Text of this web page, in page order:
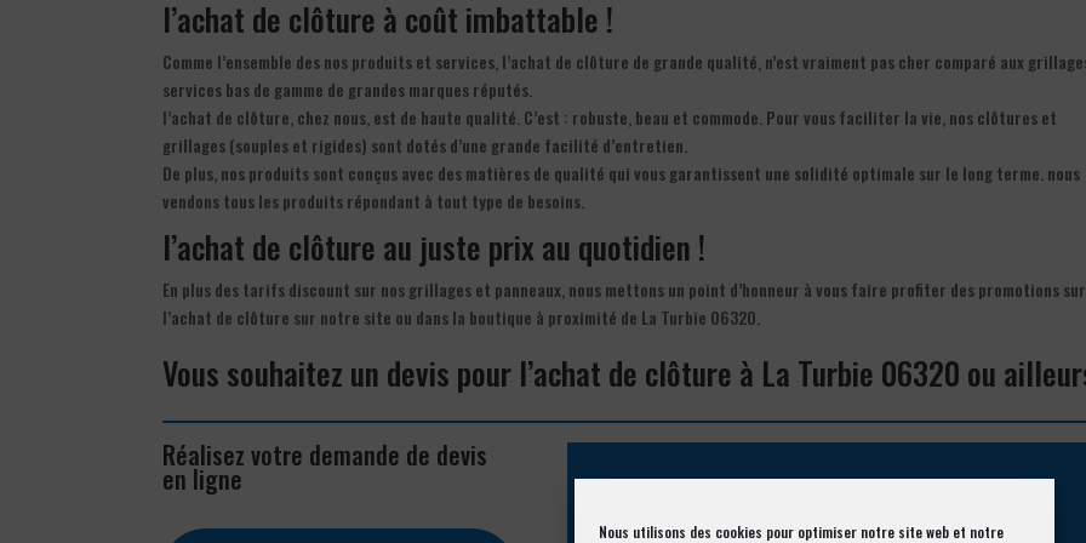
Nous utilisons des cookies pour optimiser notre site web et notre
l’achat de clôture à coût imbattable !
Comme l’ensemble des nos produits et services, l’achat de clôture de grande qualité, n’est vraiment pas cher comparé aux
services bas de gamme de grandes marques réputés.
l’achat de clôture, chez nous, est de haute qualité. C’est : robuste, beau et commode. Pour vous faciliter la vie, nos clôtures et
grillages (souples et rigides) sont dotés d’une grande facilité d’entretien.
De plus, nos produits sont conçus avec des matières de qualité qui vous garantissent une solidité optimale sur le long terme. nous
vendons tous les produits répondant à tout type de besoins.
l’achat de clôture au juste prix au quotidien !
En plus des tarifs discount sur nos grillages et panneaux, nous mettons un point d’honneur à vous faire profiter des promotions sur
l’achat de clôture sur notre site ou dans la boutique à proximité de La Turbie 06320.
Vous souhaitez un devis pour l’achat de clôture à La Turbie 06320 ou
Réalisez votre demande de devis
en ligne